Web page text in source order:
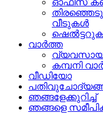
ഓഫീസ്
വീടുകൾ
വാർത്ത
വ്യവസായ
കമ്പനി
വീഡിയോ
ഞങ്ങളേക്കുറിച്ച്
ഞങ്ങളെ